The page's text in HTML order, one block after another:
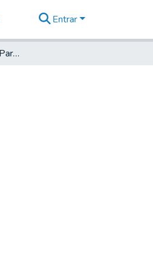
Entrar
Para o Capitão-mor de Parnaíba.